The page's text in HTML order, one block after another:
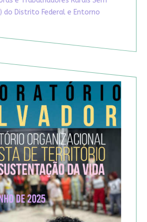
do Distrito Federal e Entorno